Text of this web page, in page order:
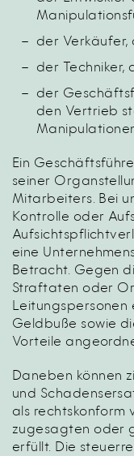
der
der Techniker,
der
den Vertrieb
Ein
seiner
Mitarbeiters. Bei
Kontrolle oder
eine
Betracht. Gegen
Straftaten oder
Leitungspersonen
Geldbuße sowie
Vorteile
Daneben können
und
als rechtskonform
zugesagten oder
erfüllt. Die